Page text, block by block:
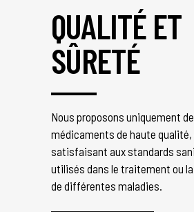
QUALITÉ ET
SÛRETÉ
Nous proposons uniquement
médicaments de haute
satisfaisant aux standards
utilisés dans le traitement ou
de différentes maladies.